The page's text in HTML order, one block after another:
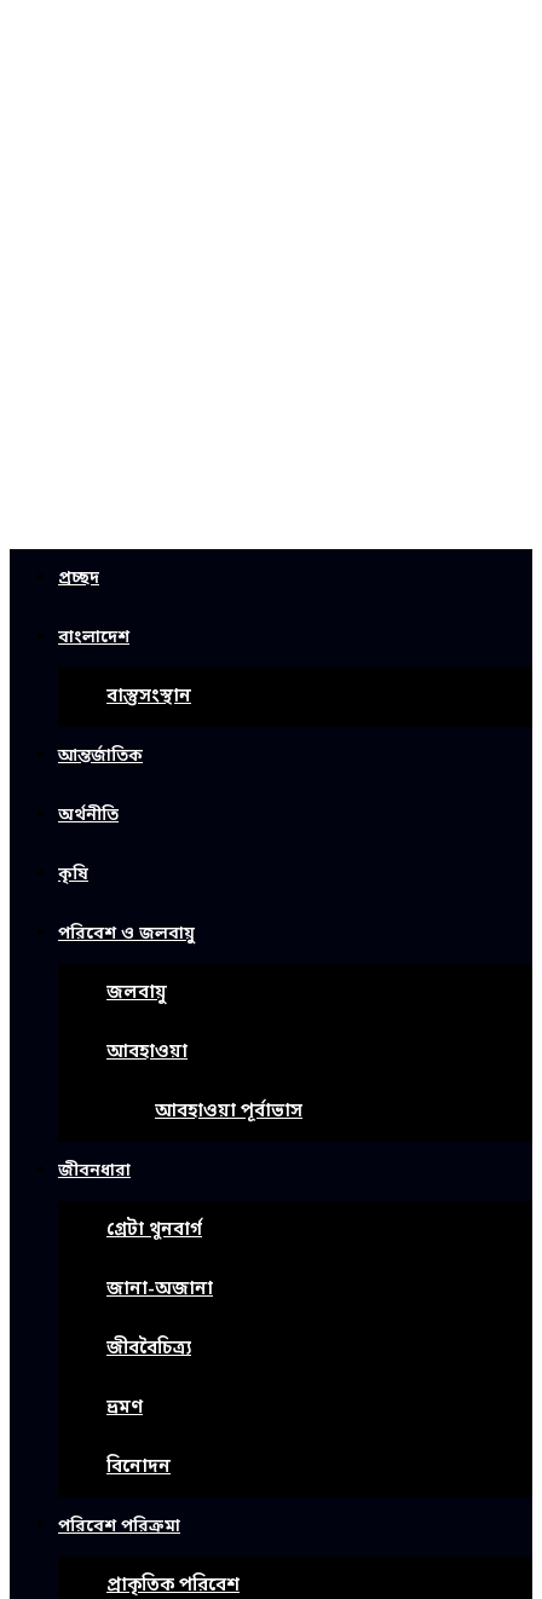
প্রচ্ছদ
বাংলাদেশ
বাস্তুসংস্থান
আন্তর্জাতিক
অর্থনীতি
কৃষি
পরিবেশ ও জলবায়ু
জলবায়ু
আবহাওয়া
আবহাওয়া পূর্বাভাস
জীবনধারা
গ্রেটা থুনবার্গ
জানা-অজানা
জীববৈচিত্র্য
ভ্রমণ
বিনোদন
পরিবেশ পরিক্রমা
প্রাকৃতিক পরিবেশ